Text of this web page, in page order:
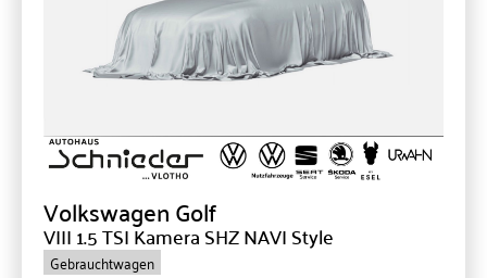
VolkswagenGolf
VIII 1.5 TSI Kamera SHZ NAVI Style
Gebrauchtwagen